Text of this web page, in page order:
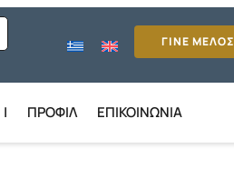
ΓΙΝΕ ΜΕΛΟΣ
| ΠΡΟΦΊΛ ΕΠΙΚΟΙΝΩΝΊΑ